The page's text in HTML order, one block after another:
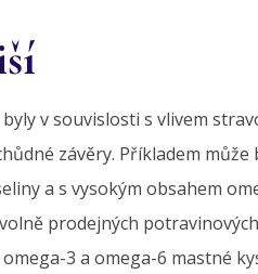
v souvislosti s vlivem
závěry. Příkladem
a s vysokým obsahem
prodejných
3 a omega-6 mastné